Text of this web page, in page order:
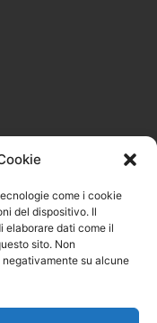
come i cookie
del dispositivo. Il
elaborare dati come il
sito. Non
su alcune